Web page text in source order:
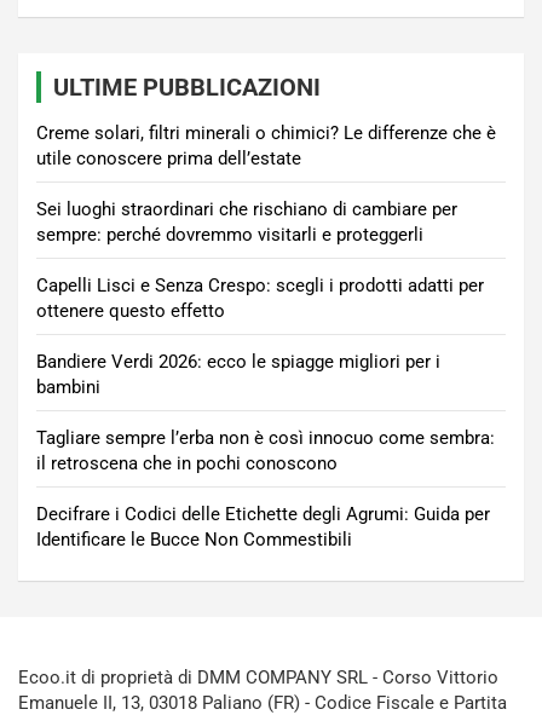
ULTIME PUBBLICAZIONI
Creme solari, filtri minerali o chimici? Le differenze che è
utile conoscere prima dell’estate
Sei luoghi straordinari che rischiano di cambiare per
sempre: perché dovremmo visitarli e proteggerli
Capelli Lisci e Senza Crespo: scegli i prodotti adatti per
ottenere questo effetto
Bandiere Verdi 2026: ecco le spiagge migliori per i
bambini
Tagliare sempre l’erba non è così innocuo come sembra:
il retroscena che in pochi conoscono
Decifrare i Codici delle Etichette degli Agrumi: Guida per
Identificare le Bucce Non Commestibili
Ecoo.it di proprietà di DMM COMPANY SRL - Corso Vittorio
Emanuele II, 13, 03018 Paliano (FR) - Codice Fiscale e Partita